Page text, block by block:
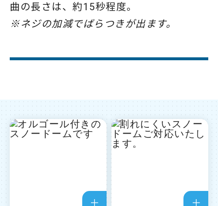
曲の長さは、約15秒程度。
※ネジの加減でばらつきが出ます。